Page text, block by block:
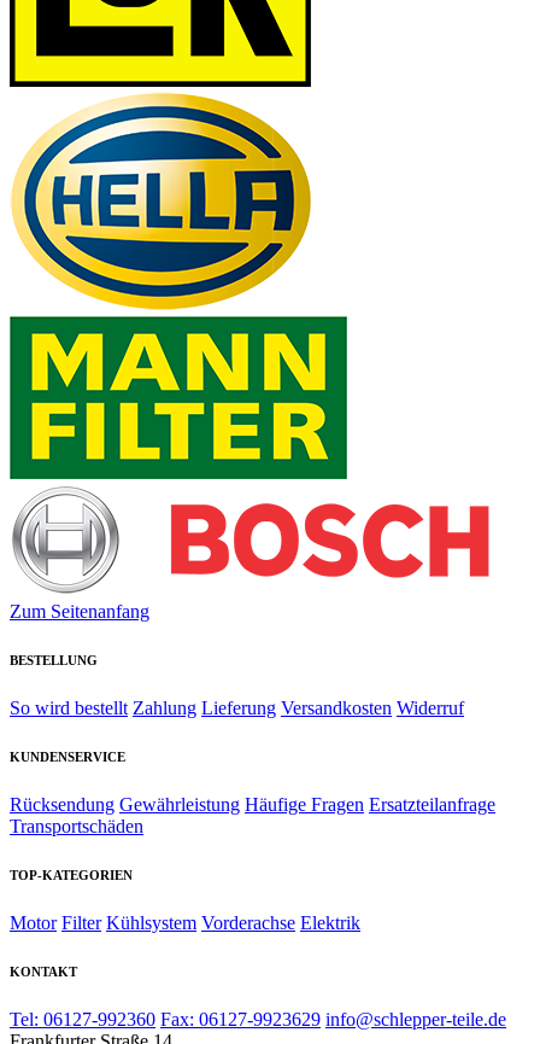
Zum Seitenanfang
BESTELLUNG
So wird bestellt Zahlung Lieferung Versandkosten Widerruf
KUNDENSERVICE
Rücksendung Gewährleistung Häufige Fragen Ersatzteilanfrage
Transportschäden
TOP-KATEGORIEN
Motor Filter Kühlsystem Vorderachse Elektrik
KONTAKT
Tel: 06127-992360 Fax: 06127-9923629 info@schlepper-teile.de